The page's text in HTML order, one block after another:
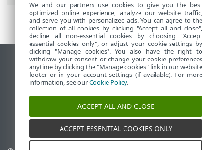
Rodyti darbalaukio tinklavietę
End of Life
ESET žinių bazė
ESET forumas
ESET Status Portal
Palaikymas regione
We and our partners use cookies to give you the best
optimized online experience, analyze our website traffic,
and serve you with personalized ads. You can agree to the
collection of all cookies by clicking "Accept all and close",
decline all non-essential cookies by choosing "Accept
essential cookies only", or adjust your cookie settings by
clicking "Manage cookies". You also have the right to
withdraw your consent or change your cookie preferences
anytime by clicking the "Manage cookies" link in our website
footer or in your account settings (if available). For more
information, see ourCookie Policy.
ACCEPT ALL AND CLOSE
ACCEPT ESSENTIAL COOKIES ONLY